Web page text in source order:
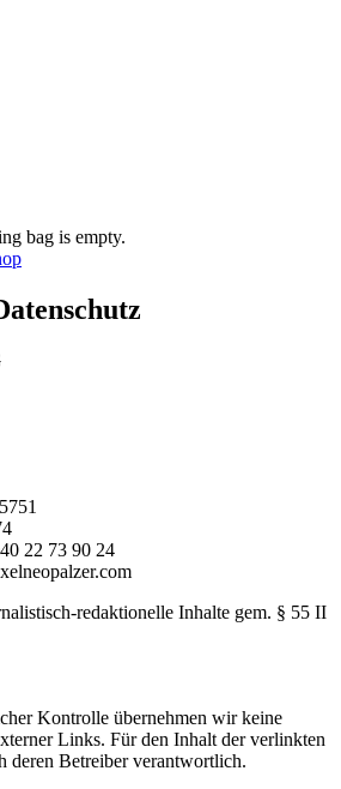
bag is empty.
22 73 90 24
redaktionelle Inhalte gem. § 55 II
Kontrolle übernehmen wir keine
Links. Für den Inhalt der verlinkten
deren Betreiber verantwortlich.